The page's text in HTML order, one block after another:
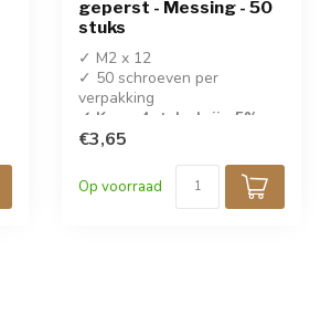
geperst - Messing - 50
stuks
✓ M2 x 12
✓ 50 schroeven per
verpakking
✓ Koop 4 stuks krijg 5%
korting!
✓ Geperste messing
schroeven
€3,65
Op voorraad